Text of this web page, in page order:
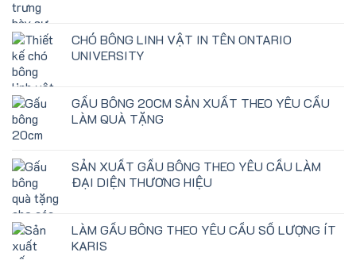
CHÓ BÔNG LINH VẬT IN TÊN ONTARIO
UNIVERSITY
GẤU BÔNG 20CM SẢN XUẤT THEO YÊU CẦU
LÀM QUÀ TẶNG
SẢN XUẤT GẤU BÔNG THEO YÊU CẦU LÀM
ĐẠI DIỆN THƯƠNG HIỆU
LÀM GẤU BÔNG THEO YÊU CẦU SỐ LƯỢNG ÍT
KARIS